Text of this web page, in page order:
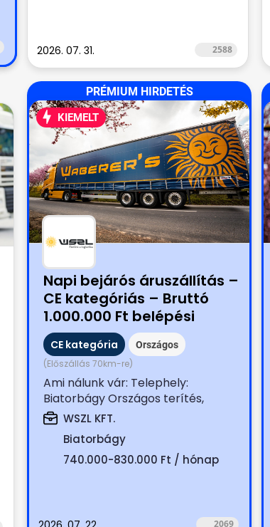
2026. 07. 31. 2588
PRÉMIUM HIRDETÉS
KIEMELT
Napi bejárós áruszállítás –
CE kategóriás – Bruttó
1.000.000 Ft belépési
bónusszal!
CE kategória Országos
(Előszállás 70km-re)
Ami nálunk vár: Telephely:
Biatorbágy Országos terítés,
boltok terítése (száraz, hűtött,...
WSZL KFT.
Biatorbágy
740.000-830.000 Ft / hónap
2069